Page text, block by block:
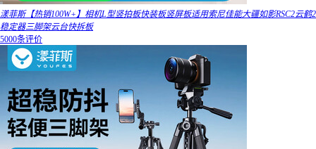
漾菲斯【热销100W+】相机L型竖拍板快装板竖屏板适用索尼佳能大疆如影RSC2云鹤2
稳定器三脚架云台快拆板
5000条评价